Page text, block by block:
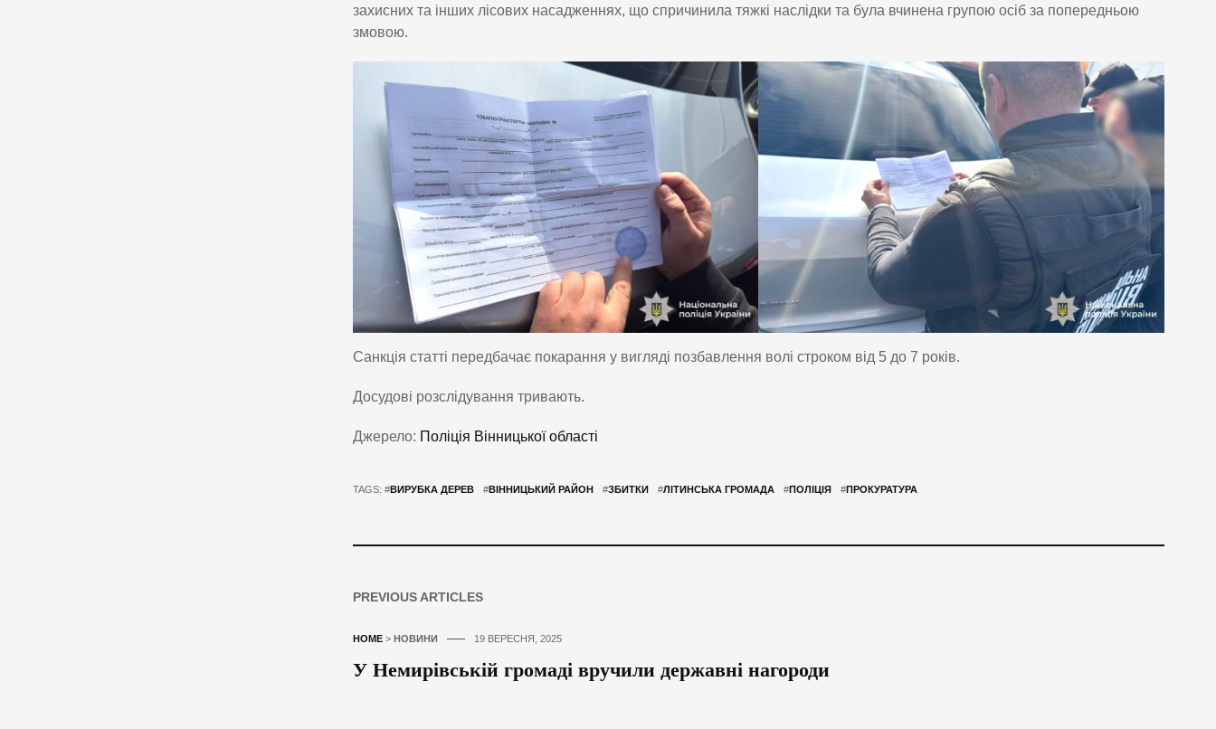
захисних та інших лісових насадженнях, що спричинила тяжкі наслідки та була вчинена групою осіб за попередньою
змовою.
Санкція статті передбачає покарання у вигляді позбавлення волі строком від 5 до 7 років.
Досудові розслідування тривають.
Джерело: Поліція Вінницької області
TAGS: #ВИРУБКА ДЕРЕВ #ВІННИЦЬКИЙ РАЙОН #ЗБИТКИ #ЛІТИНСЬКА ГРОМАДА #ПОЛІЦІЯ #ПРОКУРАТУРА
PREVIOUS ARTICLES
HOME> НОВИНИ 19 ВЕРЕСНЯ, 2025
У Немирівській громаді вручили державні нагороди